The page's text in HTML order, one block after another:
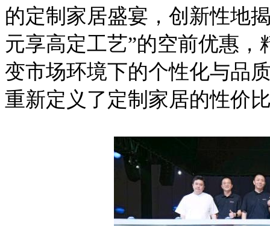
的定制家居盛宴，创新性地
元享高定工艺”的空前优惠
变市场环境下的个性化与品
重新定义了定制家居的性价